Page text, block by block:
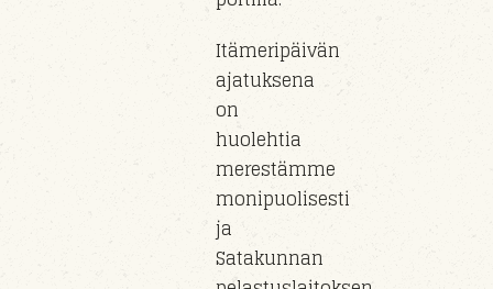
Itämeripäivän
ajatuksena
on
huolehtia
merestämme
monipuolisesti
ja
Satakunnan